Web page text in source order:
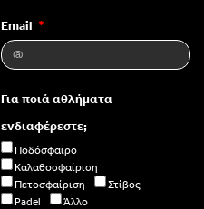
Email
Για ποιά αθλήματα
ενδιαφέρεστε;
Ποδόσφαιρο
Καλαθοσφαίριση
Πετοσφαίριση
Στίβος
Padel
Άλλο